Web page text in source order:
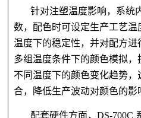
针对注塑温度影响，系统
数，配色时可设定生产工艺
温度下的稳定性，并对配方
多组温度条件下的颜色模拟
不同温度下的颜色变化趋势
合，降低生产波动对颜色的影
配套硬件方面，DS-700C